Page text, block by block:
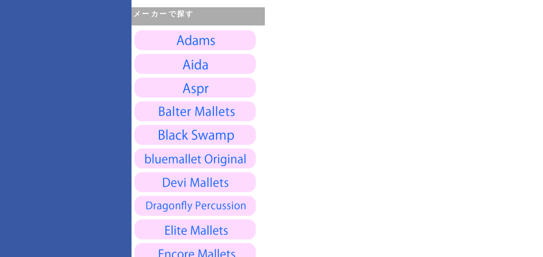
メーカーで探す